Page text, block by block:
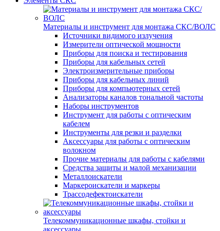
Материалы и инструмент для монтажа СКС/ВОЛС
Источники видимого излучения
Измерители оптической мощности
Приборы для поиска и тестирования
Приборы для кабельных сетей
Электроизмерительные приборы
Приборы для кабельных линий
Приборы для компьютерных сетей
Анализаторы каналов тональной частоты
Наборы инструментов
Инструмент для работы с оптическим
кабелем
Инструменты для резки и разделки
Аксессуары для работы с оптическим
волокном
Прочие материалы для работы с кабелями
Средства защиты и малой механизации
Металлоискатели
Маркероискатели и маркеры
Трассодефектоискатели
Телекоммуникационные шкафы, стойки и
аксессуары